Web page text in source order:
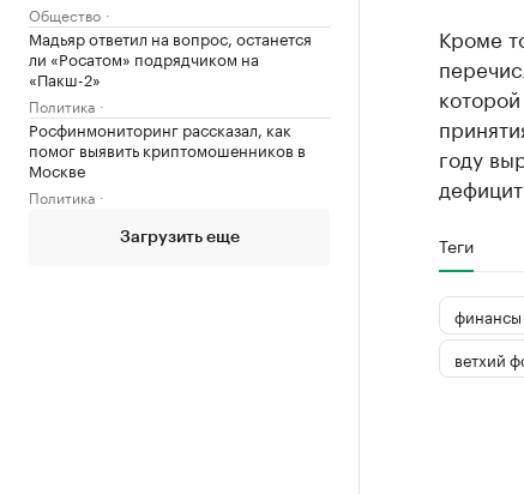
Общество
Мадьяр ответил на вопрос, останется
ли «Росатом» подрядчиком на
«Пакш-2»
Политика
Росфинмониторинг рассказал, как
помог выявить криптомошенников в
Москве
Политика
Загрузить еще
Кроме
году
Теги
финансы
ветхий